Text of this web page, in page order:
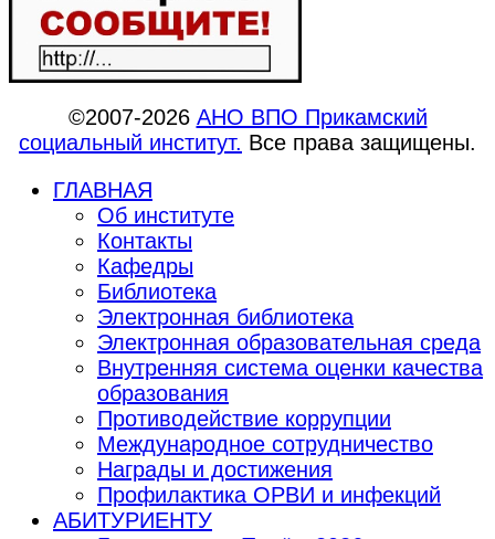
©2007-2026 АНО ВПО Прикамский
социальный институт. Все права защищены.
ГЛАВНАЯ
Об институте
Контакты
Кафедры
Библиотека
Электронная библиотека
Электронная образовательная среда
Внутренняя система оценки качества
образования
Противодействие коррупции
Международное сотрудничество
Награды и достижения
Профилактика ОРВИ и инфекций
АБИТУРИЕНТУ